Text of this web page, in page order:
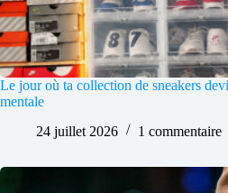
Le jour où ta collection de sneakers
mentale
24 juillet 2026
1 commentaire